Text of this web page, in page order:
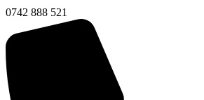
0742 888 521